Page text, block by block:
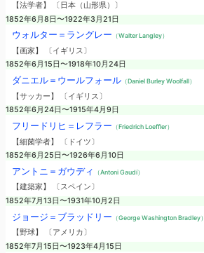
【法学者】 〔日本（山形県）〕
1852年6月8日〜1922年3月21日
ウォルター＝ラングレー （Walter Langley）
【画家】 〔イギリス〕
1852年6月15日〜1918年10月24日
ダニエル＝ウールフォール（Daniel Burley Woolfall）
【サッカー】 〔イギリス〕
1852年6月24日〜1915年4月9日
フリードリヒ＝レフラー （Friedrich Loeffler）
【細菌学者】 〔ドイツ〕
1852年6月25日〜1926年6月10日
アントニ＝ガウディ （Antoni Gaudí）
【建築家】 〔スペイン〕
1852年7月13日〜1931年10月2日
ジョージ＝ブラッドリー （George Washington Bradley）
【野球】 〔アメリカ〕
1852年7月15日〜1923年4月15日